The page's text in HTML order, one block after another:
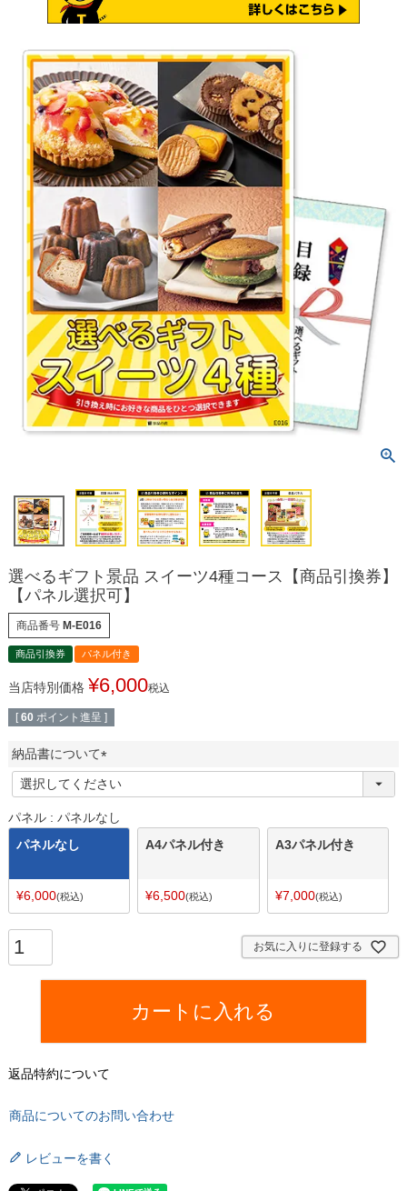
選べるギフト景品 スイーツ4種コース【商品引換券】
【パネル選択可】
商品番号 M-E016
商品引換券 パネル付き
当店特別価格 ¥6,000税込
[ 60 ポイント進呈 ]
納品書について
(
必
須
パネル
パネルなし
パネルなし
¥6,000 税込
A4パネル付き
¥6,500 税込
A3パネル付き
¥7,000 税込
お気に入りに登録する
カートに入れる
返品特約について
商品についてのお問い合わせ
レビューを書く